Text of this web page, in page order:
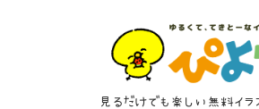
見るだけでも楽しい無料イラ